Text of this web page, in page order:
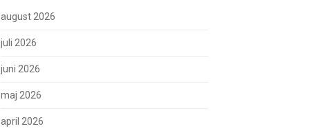
august 2026
juli 2026
juni 2026
maj 2026
april 2026